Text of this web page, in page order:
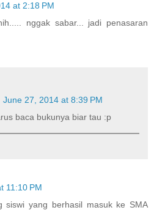
at 2:18 PM
nggak sabar... jadi penasaran
June 27, 2014 at 8:39 PM
baca bukunya biar tau :p
11:10 PM
siswi yang berhasil masuk ke SMA